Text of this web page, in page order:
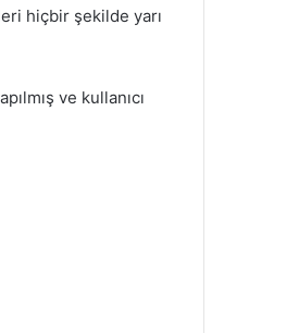
hiçbir şekilde yarı
ve kullanıcı